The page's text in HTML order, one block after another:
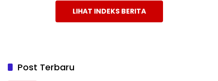
LIHAT INDEKS BERITA
Post Terbaru